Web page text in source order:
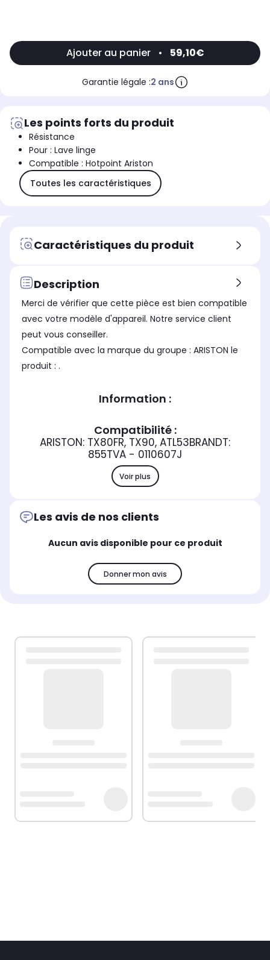
Ajouter au panier • 59,10€
Garantie légale :2 ans
Les points forts du produit
Résistance
Pour : Lave linge
Compatible : Hotpoint Ariston
Toutes les caractéristiques
Caractéristiques du produit
Description
Merci de vérifier que cette pièce est bien compatible
avec votre modèle d'appareil. Notre service client
peut vous conseiller.
Compatible avec la marque du groupe : ARISTON le
produit : .
Information :
Compatibilité :
ARISTON: TX80FR, TX90, ATL53BRANDT:
855TVA - 0110607J
Voir plus
Les avis de nos clients
Aucun avis disponible pour ce produit
Donner mon avis